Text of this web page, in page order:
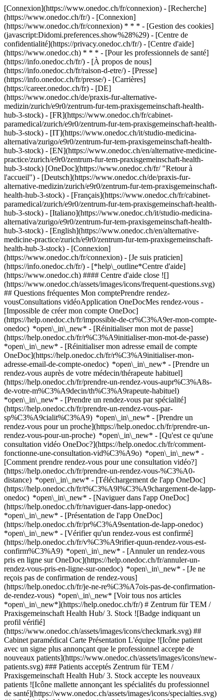
[Connexion](https://www.onedoc.ch/fr/connexion) - [Recherche]
(https://www.onedoc.ch/fr/) - [Connexion]
(https://www.onedoc.ch/fr/connexion) * * * - [Gestion des cookies]
(javascript:Didomi.preferences.show%28%29) - [Centre de
confidentialité](https://privacy.onedoc.ch/fr/) - [Centre d'aide]
(https://www.onedoc.ch) * * * - [Pour les professionnels de santé]
(https://info.onedoc.ch/fr/) - [À propos de nous]
(https://info.onedoc.ch/fr/raison-d-etre/) - [Presse]
(https://info.onedoc.ch/fr/presse/) - [Carrières]
(https://career.onedoc.ch/fr) - [DE]
(https://www.onedoc.ch/de/praxis-fur-alternative-
medizin/zurich/e9r0/zentrum-fur-tem-praxisgemeinschaft-health-
hub-3-stock) - [FR](https://www.onedoc.ch/fr/cabinet-
paramedical/zurich/e9r0/zentrum-fur-tem-praxisgemeinschaft-health-
hub-3-stock) - [IT](https://www.onedoc.ch/it/studio-medicina-
alternativa/zurigo/e9r0/zentrum-fur-tem-praxisgemeinschaft-health-
hub-3-stock) - [EN](https://www.onedoc.ch/en/alternative-medicine-
practice/zurich/e9r0/zentrum-fur-tem-praxisgemeinschaft-health-
hub-3-stock) [OneDoc](https://www.onedoc.ch/fr/ "Retour à
l'accueil") - [Deutsch](https://www.onedoc.ch/de/praxis-fur-
alternative-medizin/zurich/e9r0/zentrum-fur-tem-praxisgemeinschaft-
health-hub-3-stock) - [Français](https://www.onedoc.ch/fr/cabinet-
paramedical/zurich/e9r0/zentrum-fur-tem-praxisgemeinschaft-health-
hub-3-stock) - [Italiano](https://www.onedoc.ch/it/studio-medicina-
alternativa/zurigo/e9r0/zentrum-fur-tem-praxisgemeinschaft-health-
hub-3-stock) - [English](https://www.onedoc.ch/en/alternative-
medicine-practice/zurich/e9r0/zentrum-fur-tem-praxisgemeinschaft-
health-hub-3-stock) - [Connexion]
(https://www.onedoc.ch/fr/connexion) - [Je suis praticien]
(https://info.onedoc.ch/fr/) - [*help\_outline*Centre d'aide]
(https://www.onedoc.ch) #### Centre d'aide close ![]
(https://www.onedoc.ch/assets/images/icons/frequent-questions.svg)
## Questions fréquentes Mon comptePrendre rendez-
vousConsultations vidéoApplication OneDocMes rendez-vous -
[Impossible de créer mon compte OneDoc]
(https://help.onedoc.ch/fr/impossible-de-cr%C3%A9er-mon-compte-
onedoc) *open\_in\_new* - [Réinitialiser mon mot de passe]
(https://help.onedoc.ch/fr/r%C3%A9initialiser-mon-mot-de-passe)
*open\_in\_new* - [Réinitialiser mon adresse email de compte
OneDoc](https://help.onedoc.ch/fr/r%C3%A9initialiser-mon-
adresse-email-de-compte-onedoc) *open\_in\_new* - [Prendre un
rendez-vous auprès de votre médecin/thérapeute habituel]
(https://help.onedoc.ch/fr/prendre-un-rendez-vous-aupr%C3%A8s-
de-votre-m%C3%A9decin/th%C3%A9rapeute-habituel)
*open\_in\_new* - [Prendre un rendez-vous par spécialité]
(https://help.onedoc.ch/fr/prendre-un-rendez-vous-par-
sp%C3%A9cialit%C3%A9) *open\_in\_new* - [Prendre un
rendez-vous pour un proche](https://help.onedoc.ch/fr/prendre-un-
rendez-vous-pour-un-proche) *open\_in\_new* - [Qu'est ce qu'une
consultation vidéo OneDoc?](https://help.onedoc.ch/fr/comment-
fonctionne-une-consultation-vid%C3%A9o) *open\_in\_new* -
[Comment prendre rendez-vous pour une consultation vidéo?]
(https://help.onedoc.ch/fr/prendre-un-rendez-vous-%C3%A0-
distance) *open\_in\_new* - [Téléchargement de l'app OneDoc]
(https://help.onedoc.ch/fr/t%C3%A9l%C3%A9chargement-de-lapp-
onedoc) *open\_in\_new* - [Naviguer dans l'app OneDoc]
(https://help.onedoc.ch/fr/naviguer-dans-lapp-onedoc)
*open\_in\_new* - [Présentation de l'app OneDoc]
(https://help.onedoc.ch/fr/pr%C3%A9sentation-de-lapp-onedoc)
*open\_in\_new* - [Vérifier qu'un rendez-vous est confirmé](https://help.onedoc.ch/fr/v%C3%A9rifier-quun-rendez-vous-est-confirm%C3%A9) *open\_in\_new* - [Annuler un rendez-vous pris en ligne sur OneDoc](https://help.onedoc.ch/fr/annuler-un-rendez-vous-pris-en-ligne-sur-onedoc) *open\_in\_new* - [Je ne reçois pas de confirmation de rendez-vous](https://help.onedoc.ch/fr/je-ne-re%C3%A7ois-pas-de-confirmation-de-rendez-vous) *open\_in\_new* [Voir tous nos articles *open\_in\_new*](https://help.onedoc.ch/fr/) # Zentrum für TEM / Praxisgemeinschaft Health Hub/ 3. Stock ![Badge indiquant un profil vérifié](https://www.onedoc.ch/assets/images/icons/checkmark.svg) ## Cabinet paramédical Carte Présentation L'équipe ![Icône patient avec un signe plus annonçant que le professionnel accepte de nouveaux patients](https://www.onedoc.ch/assets/images/icons/new-patients.svg) ### Patients acceptés Zentrum für TEM / Praxisgemeinschaft Health Hub/ 3. Stock accepte les nouveaux patients ![Icône mallette annonçant les spécialités du professionnel de santé](https://www.onedoc.ch/assets/images/icons/specialties.svg) ### Spécialités Massage classique Massage médical Naturopathie MCO/TEN Nutrition Réflexologie [*arrow\_drop\_down*Voir plus](https://www.onedoc.ch) ![Marqueur annonçant la carte et les informations d’accès du cabinet](https://www.onedoc.ch/assets/images/icons/map.svg) ### Carte et informations d'accès #### Zentrum für TEM / Praxisgemeinschaft Health Hub/ 3. Stock Militärstrasse 90 8004 Zurich #### Horaire d'ouverture Actuellement fermé - Ouvre lundi à 08:00 *expand\_more* Lundi: 08:00 - 20:00 Mardi: 08:00 - 20:00 Mercredi: 09:00 - 18:30 Jeudi: 08:00 - 19:30 Vendredi: 08:00 - 18:00 Samedi: 09:00 - 18:00 Dimanche: Fermé ![Icône document annonçant la présentation de l’établissement](https://www.onedoc.ch/assets/images/icons/presentation.svg) ### Présentation de l'établissement __Bienvenue au Centre de Médecine Traditionnelle Européenne !__ __Nous sommes heureux que vous nous ayez trouvés. Nous vous accompagnons sur le chemin de la santé et du bien-être - avec empathie, expertise et une approche holistique et naturelle.__ __Notre équipe expérimentée s'appuie sur des méthodes éprouvées pour renforcer en douceur votre santé et la préserver à long terme. Pour ce faire, nous combinons le savoir ancestral de la médecine traditionnelle européenne - connue en Suisse sous le nom de naturopathie européenne traditionnelle - avec les connaissances scientifiques modernes de la médecine conventionnelle.__ __Découvrez notre offre et apprenez comment nous pouvons vous soutenir sur votre chemin individuel vers plus d'équilibre et de qualité de vie. Nous sommes impatients de faire votre connaissance !__ [*arrow\_drop\_down*Voir plus](https://www.onedoc.ch) [](https://assets.onedoc.ch/images/entities/c5b7cdc7e662bec69d9c8a76964c7391f593fff6024f2017db5e3840e7e3ed75.jpg)[![Zentrum für TEM / Praxisgemeinschaft Health Hub/ 3. Stock, cabinet paramédical à Zurich](https://assets.onedoc.ch/images/entities/9e69a1b5ec2324a7d78012881f479e62864eca02d8cf7146403b47db876862be-small.jpg "Zentrum für TEM / Praxisgemeinschaft Health Hub/ 3. Stock, cabinet paramédical à Zurich")](https://assets.onedoc.ch/images/entities/9e69a1b5ec2324a7d78012881f479e62864eca02d8cf7146403b47db876862be.jpg)[![Zentrum für TEM / Praxisgemeinschaft Health Hub/ 3. Stock, cabinet paramédical à Zurich](https://assets.onedoc.ch/images/entities/50f8b32a47fe171d148240f945dd4561b4edb7b6191a825cd0f88c82cd56bf1e-small.jpg "Zentrum für TEM / Praxisgemeinschaft Health Hub/ 3. Stock, cabinet paramédical à Zurich")](https://assets.onedoc.ch/images/entities/50f8b32a47fe171d148240f945dd4561b4edb7b6191a825cd0f88c82cd56bf1e.jpg)[![Zentrum für TEM / Praxisgemeinschaft Health Hub/ 3. Stock, cabinet paramédical à Zurich](https://assets.onedoc.ch/images/entities/50f0f74e7706e70f7a829575850865c0ef1152b4d7ca016f90e6b87c2d9f1a34-small.jpg "Zentrum für TEM / Praxisgemeinschaft Health Hub/ 3. Stock, cabinet paramédical à Zurich")](https://assets.onedoc.ch/images/entities/50f0f74e7706e70f7a829575850865c0ef1152b4d7ca016f90e6b87c2d9f1a34.jpg)[![Zentrum für TEM / Praxisgemeinschaft Health Hub/ 3. Stock, cabinet paramédical à Zurich](https://assets.onedoc.ch/images/entities/92988e97c93b17370e176d3d2b38573841c9a8d48aaf779b7908e3230cec2d0a-small.jpg "Zentrum für TEM / Praxisgemeinschaft Health Hub/ 3. Stock, cabinet paramédical à Zurich")](https://assets.onedoc.ch/images/entities/92988e97c93b17370e176d3d2b38573841c9a8d48aaf779b7908e3230cec2d0a.jpg)[![Zentrum für TEM / Praxisgemeinschaft Health Hub/ 3. Stock, cabinet paramédical à Zurich](https://assets.onedoc.ch/images/entities/5c3eb2df61bce27aee79cc02adc6b0ea07a27d2195d9b0206fee02065d88fad1-small.jpg "Zentrum für TEM / Praxisgemeinschaft Health Hub/ 3. Stock, cabinet paramédical à Zurich")](https://assets.onedoc.ch/images/entities/5c3eb2df61bce27aee79cc02adc6b0ea07a27d2195d9b0206fee02065d88fad1.jpg)[![Zentrum für TEM / Praxisgemeinschaft Health Hub/ 3. Stock, cabinet paramédical à Zurich](https://assets.onedoc.ch/images/entities/265a6045c0422641407a657f35e77dfb9d48ab317a4090e630c96a46f7afbc90-small.jpg "Zentrum für TEM / Praxisgemeinschaft Health Hub/ 3. Stock, cabinet paramédical à Zurich")](https://assets.onedoc.ch/images/entities/265a6045c0422641407a657f35e77dfb9d48ab317a4090e630c96a46f7afbc90.jpg) ![Icône groupe de personnes annonçant la liste des professionnels de santé de l’établissement](https://www.onedoc.ch/assets/images/icons/team.svg) ### L'équipe Masseurs classique [![Noa Valentina Gubler, masseuse classique à Zurich](https://assets.onedoc.ch/images/users/ebb05b7a0df552d1d4b42fb3586dc8ec62a73b4f13a25fbc4fc568ae5450561c-small.jpg "Noa Valentina Gubler, masseuse classique à Zurich") \ __Mme Noa Valentina Gubler__](https://www.onedoc.ch/fr/masseuse-classique/zurich/pc3nv/noa-valentina-gubler) [![Soumia Lagrima, masseuse classique à Zurich](https://assets.onedoc.ch/images/users/678acf3938e48f3f4eda82b45066f01025bc79deed8b8ba60e3ce1fbe1f495bd-small.jpg "Soumia Lagrima, masseuse classique à Zurich") \ __Mme Soumia Lagrima__](https://www.onedoc.ch/fr/masseuse-classique/zurich/pcuxd/soumia-lagrima) [![Luana Matz, masseuse classique à Zurich](https://assets.onedoc.ch/images/users/8afc463937198a03f9d39b43fdf1dd4d5269fd6ccca08a4bd7457ecaef4e9bb7-small.jpg "Luana Matz, masseuse classique à Zurich") \ __Mme Luana Matz__](https://www.onedoc.ch/fr/masseuse-classique/zurich/pcwcr/luana-matz) [![Janine Regez, masseuse classique à Zurich](https://assets.onedoc.ch/images/users/d2dba2db5f9b3a3635129e07c083d4eaf7058c11c4e9ee5f3b00b2f6ef105a58-small.jpg "Janine Regez, masseuse classique à Zurich") \ __Mme Janine Regez__](https://www.onedoc.ch/fr/masseuse-classique/zurich/pcp8j/janine-regez) [![Philippe-Jan Van Egteren, masseur classique à Zurich](https://assets.onedoc.ch/images/users/3ea7eb18d4a7e9855702ce7e735d0fd39419b1ddb236a540f8b66267dcdf86ea-small.png "Philippe-Jan Van Egteren, masseur classique à Zurich") \ __M. Philippe-Jan Van Egteren__](https://www.onedoc.ch/fr/masseur-classique/zurich/pc4np/philippe-jan-van-egteren) Naturopathes MCO/TEN [![Chiron Binder, naturopathe MCO/TEN à Zurich](https://assets.onedoc.ch/images/users/01038821f70767ab5237274f0020a1f145966b9a8b7f21c7fc43c9ec3351d07d-small.jpg "Chiron Binder, naturopathe MCO/TEN à Zurich") \ __M. Chiron Binder__](https://www.onedoc.ch/fr/naturopathe-mco-ten/zurich/pcp8h/chiron-binder) [![Silvia Karczinski, naturopathe MCO/TEN à Zurich](https://assets.onedoc.ch/images/users/4d21c69234c894bc46ea403bd686ca81972f7570bf88caed5dfc547e78c72678-small.jpg "Silvia Karczinski, naturopathe MCO/TEN à Zurich") \ __Mme Silvia Karczinski__](https://www.onedoc.ch/fr/naturopathe-mco-ten/zurich/pcuxe/silvia-karczinski) [![Daniel Knecht, naturopathe MCO/TEN à Zurich](https://assets.onedoc.ch/images/users/0ca66557064e8a4de6d56ce15bcad2ff2e65040ae6ccfb0681268cf5e5cb894f.png "Daniel Knecht, naturopathe MCO/TEN à Zurich") \ __M. Daniel Knecht__](https://www.onedoc.ch/fr/naturopathe-mco-ten/zurich/pc4nn/daniel-knecht) [![Sara Kohout, naturopathe MCO/TEN à Zurich](https://assets.onedoc.ch/images/users/2c5c057ed67d01746a8eb532773a32491f604704d617b1df5094fe414b65e2ed-small.png "Sara Kohout, naturopathe MCO/TEN à Zurich") \ __Mme Sara Kohout__](https://www.onedoc.ch/fr/naturopathe-mco-ten/zurich/pc1fh/sara-kohout) ![Icône bulle de dialogue annonçant la section FAQ](https://www.onedoc.ch/assets/images/icons/faq.svg) ### FAQ *expand\_more* *keyboard\_arrow\_right* ## Quelle est l'adresse de Zentrum für TEM / Praxisgemeinschaft Health Hub/ 3. Stock? Zentrum für TEM / Praxisgemeinschaft Health Hub/ 3. Stock reçoit des patients à Militärstrasse 90, 8004 Zurich. * * * *keyboard\_arrow\_right* ## Quels sont les horaires d'ouverture de Zentrum für TEM / Praxisgemeinschaft Health Hub/ 3. Stock? Zentrum für TEM / Praxisgemeinschaft Health Hub/ 3. Stock est ouvert: - Le lundi de 08:00 à 20:00 - Le mardi de 08:00 à 20:00 - Le mercredi de 09:00 à 18:30 - Le jeudi de 08:00 à 19:30 - Le vendredi de 08:00 à 18:00 - Le samedi de 09:00 à 18:00 - Le dimanche fermé * * * *keyboard\_arrow\_right* ## Quel est le numéro de téléphone de Zentrum für TEM / Praxisgemeinschaft Health Hub/ 3. Stock? Le numéro de téléphone de Zentrum für TEM / Praxisgemeinschaft Health Hub/ 3. Stock est [076 709 60 76](tel:+41767096076). * * * *keyboard\_arrow\_right* ## Quelles sont les spécialités pratiquées au sein de Zentrum für TEM / Praxisgemeinschaft Health Hub/ 3. Stock? Zentrum für TEM / Praxisgemeinschaft Health Hub/ 3. Stock propose des consultations en [Massage classique](https://www.onedoc.ch/fr/masseur-classique/zurich), [Massage médical](https://www.onedoc.ch/fr/masseur-medical/zurich), [Naturopathie MCO/TEN](https://www.onedoc.ch/fr/naturopathe-mco-ten/zurich), [Nutrition](https://www.onedoc.ch/fr/therapeute-en-nutrition/zurich) et [Réflexologie](https://www.onedoc.ch/fr/reflexologu